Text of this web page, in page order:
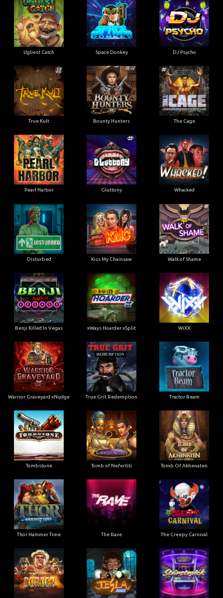
Ugliest Catch Space Donkey DJ Psycho
True Kult Bounty Hunters The Cage
Pearl Harbor Gluttony Whacked
Disturbed Kiss My Chainsaw Walk of Shame
Benji Killed In Vegas xWays Hoarder xSplit WiXX
Warrior Graveyard xNudge True Grit Redemption Tractor Beam
Tombstone Tomb of Nefertiti Tomb Of Akhenaten
Thor Hammer Time The Rave The Creepy Carnival